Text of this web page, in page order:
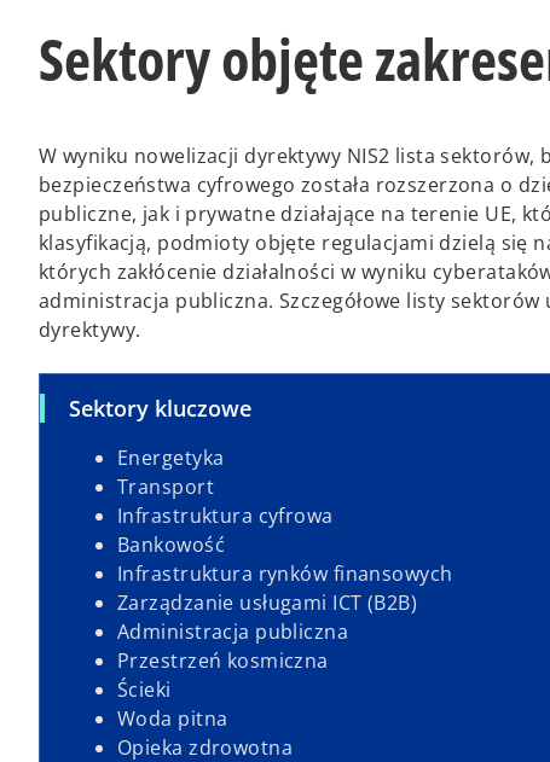
Sektory objęte
W wyniku nowelizacji dyrektywy NIS2 lista
bezpieczeństwa cyfrowego została rozszerzona o
publiczne, jak i prywatne działające na terenie UE,
klasyfikacją, podmioty objęte regulacjami dzielą się
których zakłócenie działalności w wyniku
administracja publiczna. Szczegółowe listy sektorów
dyrektywy.
Sektory kluczowe
Energetyka
Transport
Infrastruktura cyfrowa
Bankowość
Infrastruktura rynków finansowych
Zarządzanie usługami ICT (B2B)
Administracja publiczna
Przestrzeń kosmiczna
Ścieki
Woda pitna
Opieka zdrowotna